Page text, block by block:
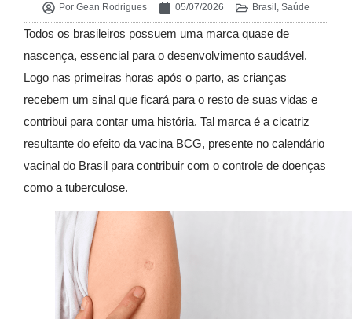
Por Gean Rodrigues 05/07/2026 Brasil , Saúde
Todos os brasileiros possuem uma marca quase de
nascença, essencial para o desenvolvimento saudável.
Logo nas primeiras horas após o parto, as crianças
recebem um sinal que ficará para o resto de suas vidas e
contribui para contar uma história. Tal marca é a cicatriz
resultante do efeito da vacina BCG, presente no calendário
vacinal do Brasil para contribuir com o controle de doenças
como a tuberculose.